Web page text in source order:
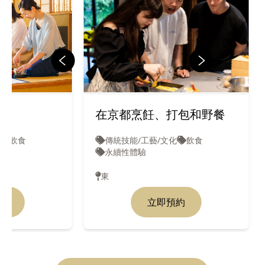
飲食
在京都烹飪、打包和野餐
傳統技能/工藝/文化
飲食
永續性體驗
東
立即預約